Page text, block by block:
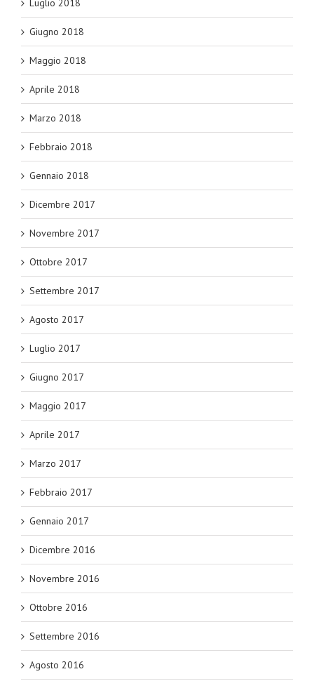
Luglio 2018
Giugno 2018
Maggio 2018
Aprile 2018
Marzo 2018
Febbraio 2018
Gennaio 2018
Dicembre 2017
Novembre 2017
Ottobre 2017
Settembre 2017
Agosto 2017
Luglio 2017
Giugno 2017
Maggio 2017
Aprile 2017
Marzo 2017
Febbraio 2017
Gennaio 2017
Dicembre 2016
Novembre 2016
Ottobre 2016
Settembre 2016
Agosto 2016